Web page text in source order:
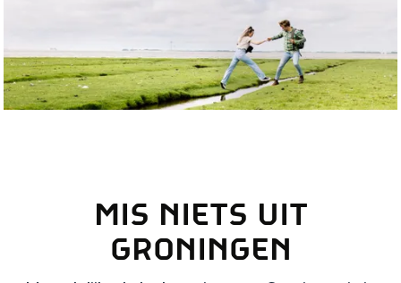
l
t
e
f
MIS NIETS UIT
GRONINGEN